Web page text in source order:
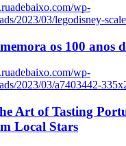
wp-
2023/03/legodisney-
os 100 anos
wp-
2023/03/a7403442-
Art of Tasting
Local Stars